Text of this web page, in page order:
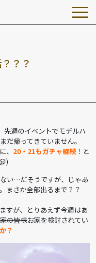
？ ？ ？
先週のイベントでモデルハ
だ帰ってきていません。
、 20・21もガチャ継続！ と
い…だそうですが、じゃあ
まさか全部出るまで？？
すが、とりあえず今週はあ
の皆様お家を検討されてい
？